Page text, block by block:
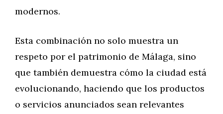
modernos.
Esta combinación no solo muestra un
respeto por el patrimonio de Málaga, sino
que también demuestra cómo la ciudad está
evolucionando, haciendo que los productos
o servicios anunciados sean relevantes